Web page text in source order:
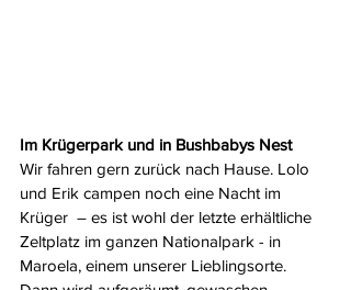
Im Krügerpark und in Bushbabys Nest
Wir fahren gern zurück nach Hause. Lolo
und Erik campen noch eine Nacht im
Krüger  – es ist wohl der letzte erhältliche
Zeltplatz im ganzen Nationalpark - in
Maroela, einem unserer Lieblingsorte.